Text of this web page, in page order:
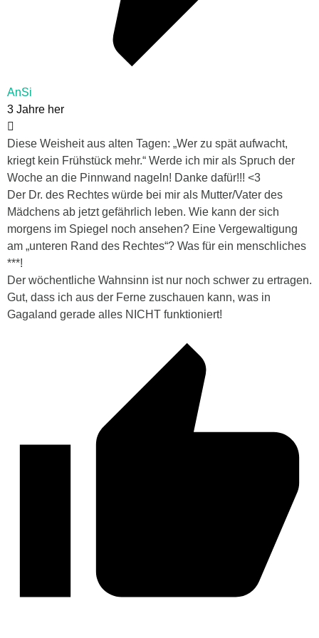
AnSi
3 Jahre her
Diese Weisheit aus alten Tagen: „Wer zu spät aufwacht,
kriegt kein Frühstück mehr.“ Werde ich mir als Spruch der
Woche an die Pinnwand nageln! Danke dafür!!! <3
Der Dr. des Rechtes würde bei mir als Mutter/Vater des
Mädchens ab jetzt gefährlich leben. Wie kann der sich
morgens im Spiegel noch ansehen? Eine Vergewaltigung
am „unteren Rand des Rechtes“? Was für ein menschliches
***!
Der wöchentliche Wahnsinn ist nur noch schwer zu ertragen.
Gut, dass ich aus der Ferne zuschauen kann, was in
Gagaland gerade alles NICHT funktioniert!